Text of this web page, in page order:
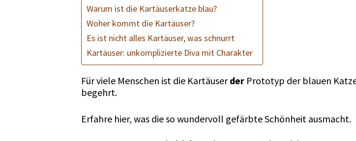
Warum ist die Kartäuserkatze blau?
Woher kommt die Kartäuser?
Es ist nicht alles Kartäuser, was schnurrt
Kartäuser: unkomplizierte Diva mit Charakter
Für viele Menschen ist die Kartäuserder Prototyp der blauen
begehrt.
Erfahre hier, was die so wundervoll gefärbte Schönheit ausmacht.